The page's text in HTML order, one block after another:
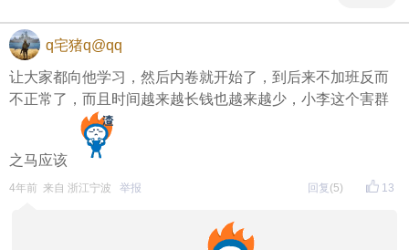
q宅猪q@qq
让大家都向他学习，然后内卷就开始了，到后来不加班反而
不正常了，而且时间越来越长钱也越来越少，小李这个害群
之马应该
13
4年前 来自 浙江宁波 举报 回复 (5)